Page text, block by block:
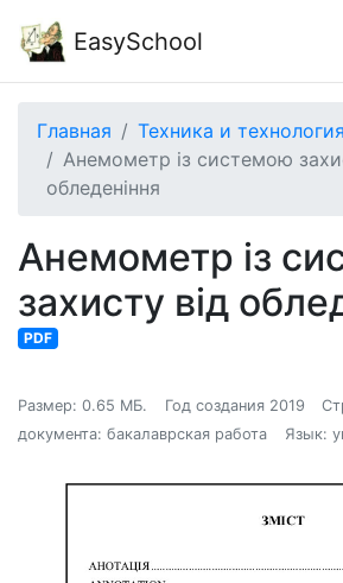
EasySchool
Главная
Техника и технология
Анемометр із системою
обледеніння
Анемометр із
захисту від
PDF
Размер: 0.65 МБ. Год создания 2019
документа: бакалаврская работа
Язык: